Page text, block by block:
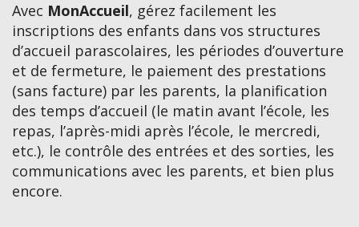
Avec MonAccueil, gérez facilement les
inscriptions des enfants dans vos structures
d’accueil parascolaires, les périodes d’ouverture
et de fermeture, le paiement des prestations
(sans facture) par les parents, la planification
des temps d’accueil (le matin avant l’école, les
repas, l’après-midi après l’école, le mercredi,
etc.), le contrôle des entrées et des sorties, les
communications avec les parents, et bien plus
encore.